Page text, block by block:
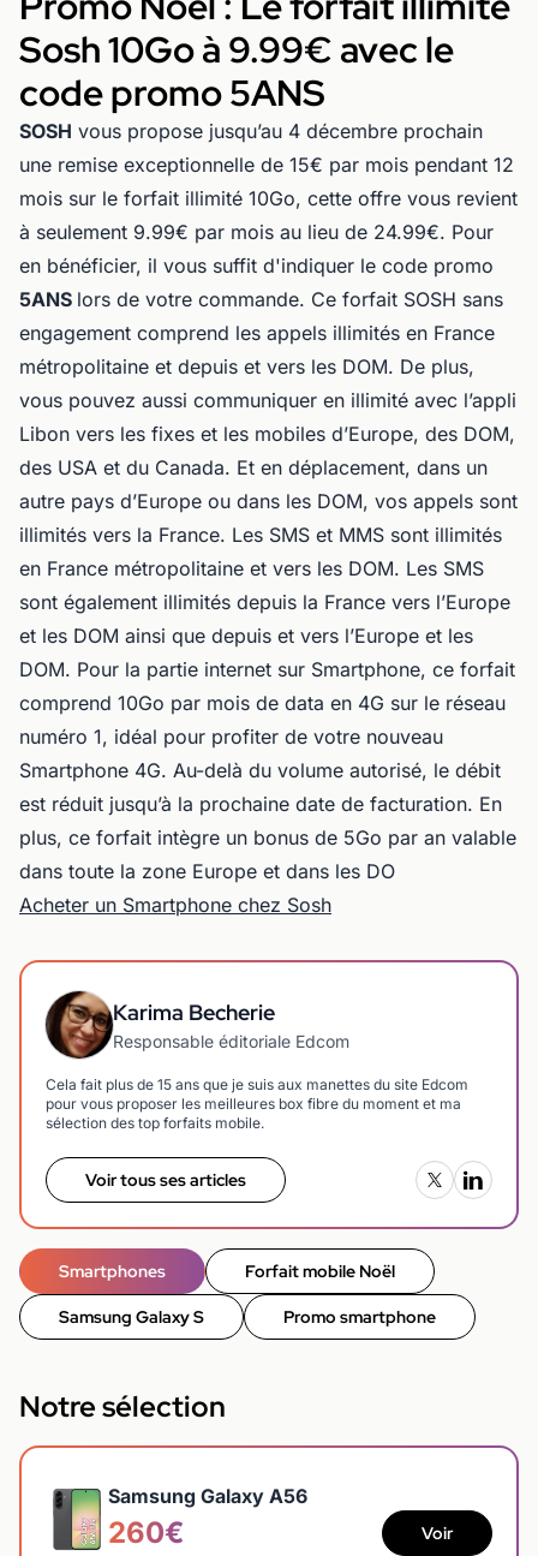
Sosh 10Go à 9.99€ avec le
code promo 5ANS
SOSH vous propose jusqu’au 4 décembre prochain
une remise exceptionnelle de 15€ par mois pendant 12
mois sur le forfait illimité 10Go, cette offre vous revient
à seulement 9.99€ par mois au lieu de 24.99€. Pour
en bénéficier, il vous suffit d'indiquer le code promo
5ANS lors de votre commande. Ce forfait SOSH sans
engagement comprend les appels illimités en France
métropolitaine et depuis et vers les DOM. De plus,
vous pouvez aussi communiquer en illimité avec l’appli
Libon vers les fixes et les mobiles d’Europe, des DOM,
des USA et du Canada. Et en déplacement, dans un
autre pays d’Europe ou dans les DOM, vos appels sont
illimités vers la France. Les SMS et MMS sont illimités
en France métropolitaine et vers les DOM. Les SMS
sont également illimités depuis la France vers l’Europe
et les DOM ainsi que depuis et vers l’Europe et les
DOM. Pour la partie internet sur Smartphone, ce forfait
comprend 10Go par mois de data en 4G sur le réseau
numéro 1, idéal pour profiter de votre nouveau
Smartphone 4G. Au-delà du volume autorisé, le débit
est réduit jusqu’à la prochaine date de facturation. En
plus, ce forfait intègre un bonus de 5Go par an valable
dans toute la zone Europe et dans les DO
Acheter un Smartphone chez Sosh
Karima Becherie
Responsable éditoriale Edcom
Cela fait plus de 15 ans que je suis aux manettes du site Edcom
pour vous proposer les meilleures box fibre du moment et ma
sélection des top forfaits mobile.
Voir tous ses articles
Smartphones Forfait mobile Noël
Samsung Galaxy S Promo smartphone
Notre sélection
Samsung Galaxy A56
260€ Voir